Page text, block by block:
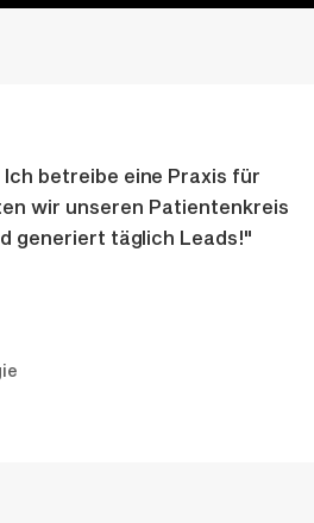
betreibe eine Praxis für
wir unseren Patientenkreis
generiert täglich Leads!"